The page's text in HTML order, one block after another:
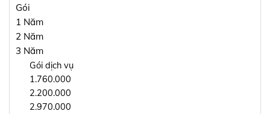
Gói
1 Năm
2 Năm
3 Năm
Gói dịch vụ
1.760.000
2.200.000
2.970.000